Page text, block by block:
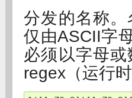
分发的名称
仅由ASCII字
必须以字母
regex（运行